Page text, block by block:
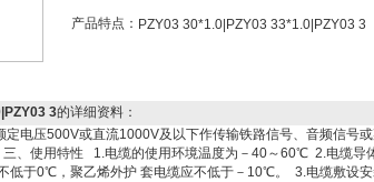
产品特点： PZY03 30*1.0|PZY03 33*1.0|PZY03 3
3的详细资料：
电压500V或直流1000V及以下作传输铁路信号、音频信号
、使用特性 1.电缆的使用环境温度为－40～60℃ 2.电缆导
低于0℃，聚乙烯外护 套电缆应不低于－10℃。 3.电缆敷设